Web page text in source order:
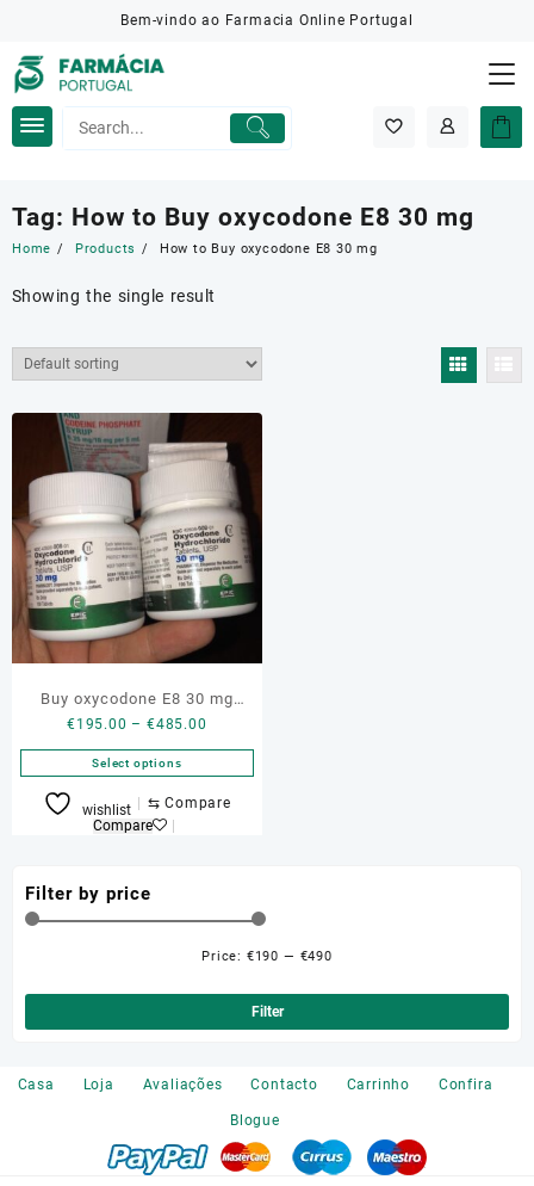
content
Bem-vindo ao Farmacia Online Portugal
Tag: How to Buy oxycodone E8 30 mg
Home Products How to Buy oxycodone E8 30 mg
Showing the single result
Buy oxycodone E8 30 mg
genuine online
€195.00 – €485.00
range:
€195.00
through
Select options
This
product
variants.
The
be
wishlist ⇆ Compare
Compare
Filter by price
Filter
Price: €190 — €490
Casa Loja Avaliações Contacto Carrinho Confira
Blogue